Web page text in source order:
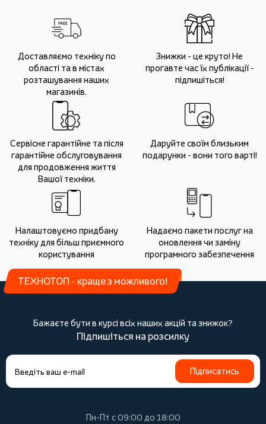
Доставляємо техніку по
області та в містах
розташування наших
магазинів.
Знижки - це круто! Не
прогавте час їх публікації -
підпишіться!
Сервісне гарантійне та після
гарантійне обслуговування
для продовження життя
Вашої техніки.
Даруйте своїм близьким
подарунки - вони того варті!
Налаштовуємо придбану
техніку для більш приємного
користування
Надаємо пакети послуг на
оновлення чи заміну
програмного забезпечення
ТЕХНОТОП - краще з можливого!
Бажаєте бути в курсі всіх наших акцій та знижок?
Підпишіться на розсилку
Підписатись
Пн-Пт с 09:00 до 18:00